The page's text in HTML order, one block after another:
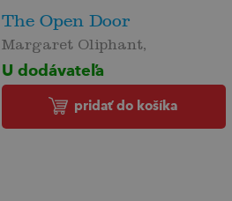
The Open Door
Margaret Oliphant,
U dodávateľa
pridať do košíka